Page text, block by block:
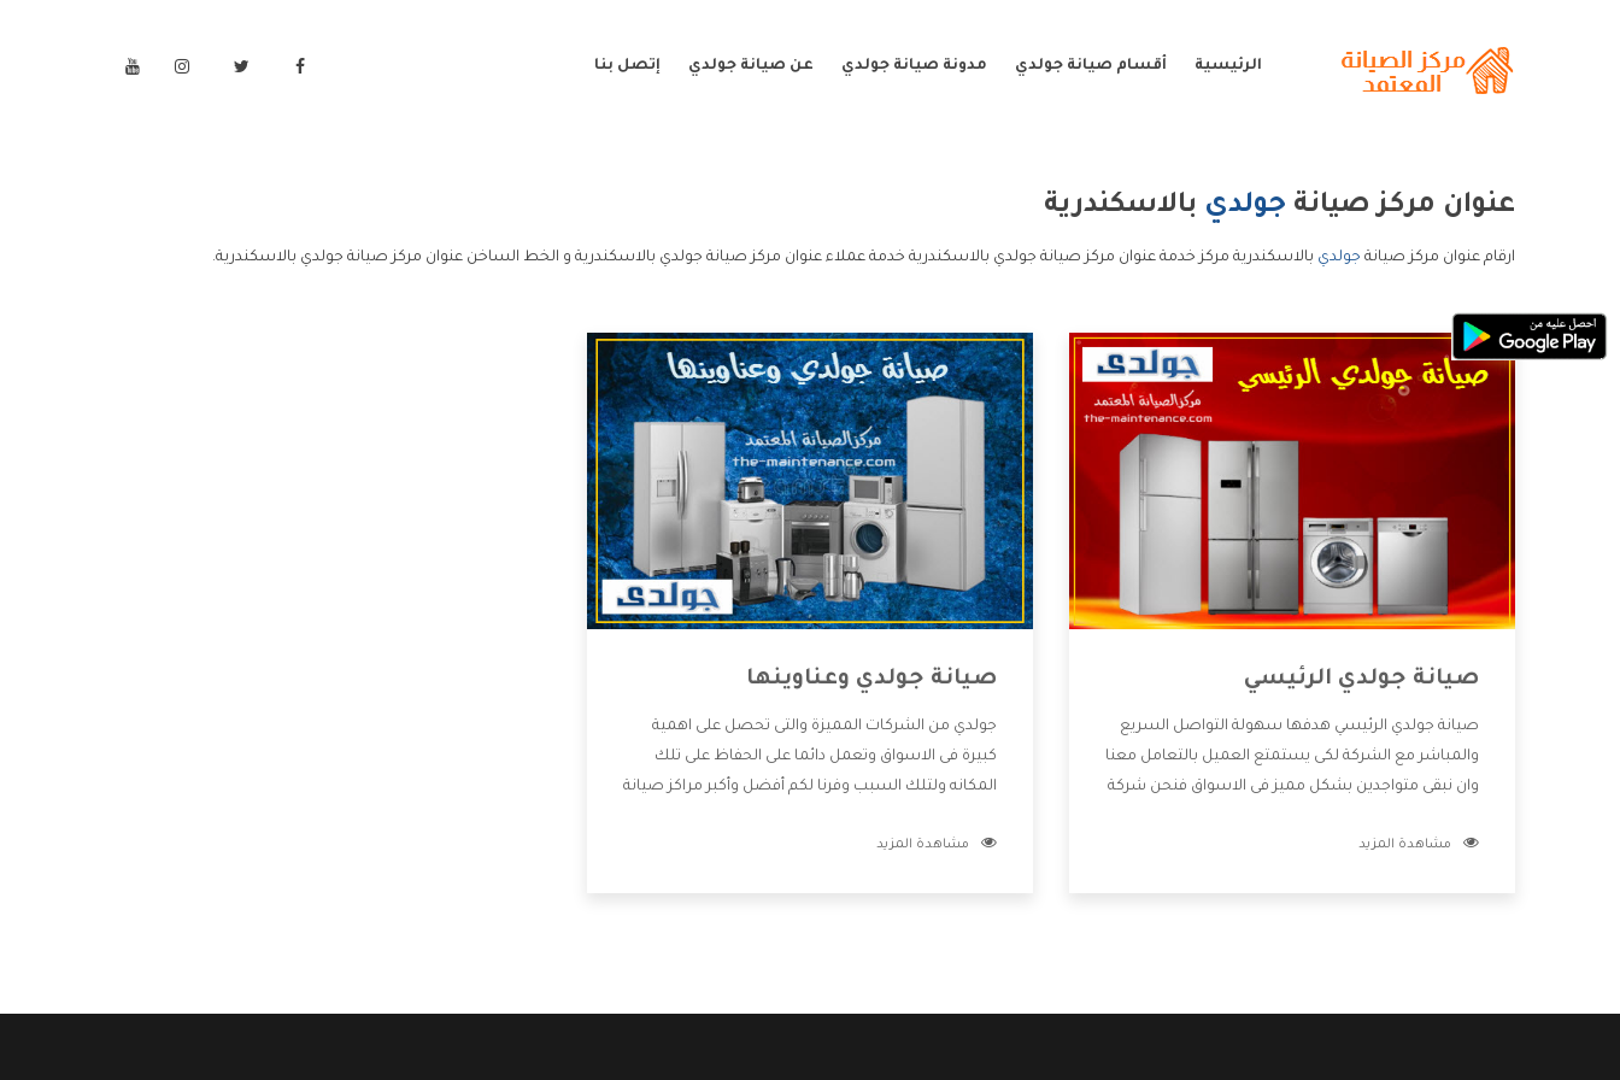
الرئيسية أقسام صيانة جولدي مدونة صيانة جولدي عن صيانة جولدي إتصل بنا
عنوان مركز صيانة جولدي بالاسكندرية
ارقام عنوان مركز صيانة جولدي بالاسكندرية مركز خدمة عنوان مركز صيانة جولدي بالاسكندرية خدمة عملاء عنوان مركز صيانة جولدي بالاسكندرية و الخط الساخن عنوان مركز صيانة جولدي بالاسكندرية.
صيانة جولدي الرئيسي
صيانة جولدي الرئيسي هدفها سهولة التواصل السريع
والمباشر مع الشركة لكى يستمتع العميل بالتعامل معنا
وان نبقى متواجدين بشكل مميز فى الاسواق فنحن شركة
بالخدمات التى تنفرد الشركة بها والتى تكون منها خدمة
مشاهدة المزيد
صيانة جولدي وعناوينها
جولدي من الشركات المميزة والتى تحصل على اهمية
كبيرة فى الاسواق وتعمل دائما على الحفاظ على تلك
المكانه ولتلك السبب وفرنا لكم أفضل وأكبر مراكز صيانة
ويستطيع القيام بتصليح جميع المنتجات دون اى ازعاج
مشاهدة المزيد